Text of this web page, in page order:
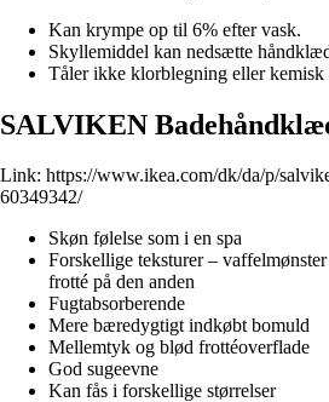
Kan krympe op til 6% efter vask.
Skyllemiddel kan nedsætte
Tåler ikke klorblegning eller kemisk
SALVIKEN
Link: https://www.ikea.com/dk/da/p/
60349342/
Skøn følelse som i en spa
Forskellige teksturer –
frotté på den anden
Fugtabsorberende
Mere bæredygtigt indkøbt bomuld
Mellemtyk og blød frottéoverflade
God sugeevne
Kan fås i forskellige størrelser